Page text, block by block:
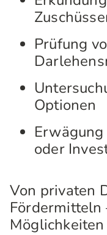
Prüfung
Optionen
oder
Von privaten
Fördermitteln